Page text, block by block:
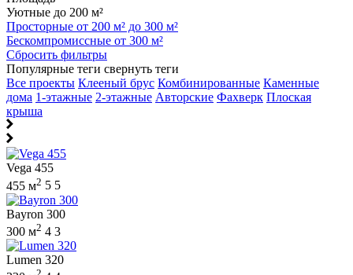
Уютные до 200 м²
Просторные от 200 м² до 300 м²
Бескомпромиссные от 300 м²
Сбросить фильтры
Популярные теги свернуть теги
Все проекты Клееный брус Комбинированные Каменные
дома 1-этажные 2-этажные Авторские Фахверк Плоская
крыша
Vega 455
455 м2 5 5
Bayron 300
300 м2 4 3
Lumen 320